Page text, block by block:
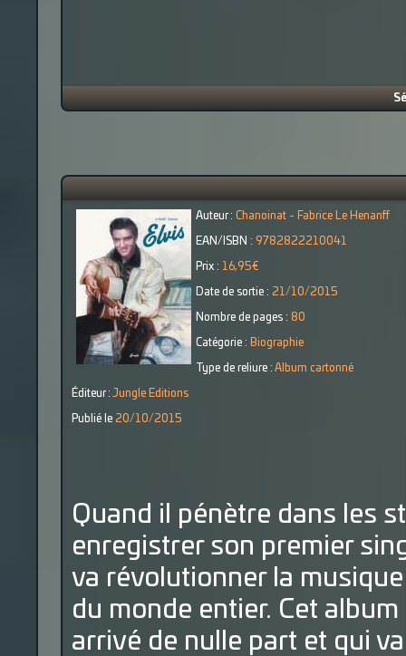
Auteur : Chanoinat - Fabrice Le Henanff
EAN/ISBN : 9782822210041
Prix : 16,95€
Date de sortie : 21/10/2015
Nombre de pages : 80
Catégorie : Biographie
Type de reliure : Album cartonné
Éditeur : Jungle Editions
Publié le 20/10/2015
Quand il pénètre dans les
enregistrer son premier
va révolutionner la
du monde entier. Cet
arrivé de nulle part et qui